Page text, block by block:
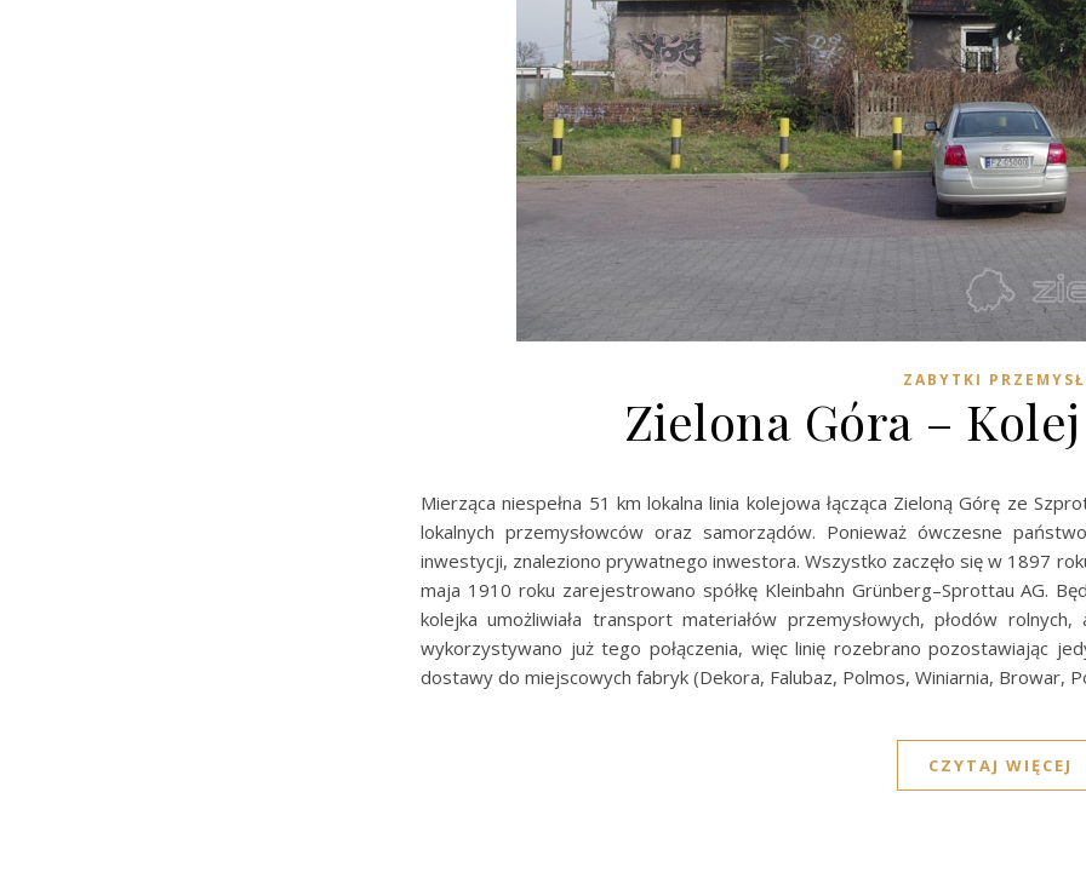
ZABYTKI
Zielona Góra –
Mierząca niespełna 51 km lokalna linia kolejowa łącząca Zieloną Górę ze
lokalnych przemysłowców oraz samorządów. Ponieważ ówczesne
inwestycji, znaleziono prywatnego inwestora. Wszystko zaczęło się w 1897
maja 1910 roku zarejestrowano spółkę Kleinbahn Grünberg–Sprottau AG.
kolejka umożliwiała transport materiałów przemysłowych, płodów
wykorzystywano już tego połączenia, więc linię rozebrano pozostawiając
dostawy do miejscowych fabryk (Dekora, Falubaz, Polmos, Winiarnia, Browar,
CZYTAJ WIĘCEJ